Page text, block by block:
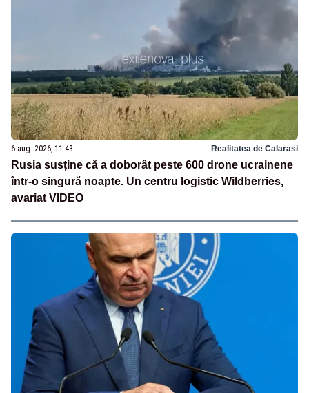
6 aug. 2026, 11:43 Realitatea de Calarasi
Rusia susține că a doborât peste 600 drone ucrainene
într-o singură noapte. Un centru logistic Wildberries,
avariat VIDEO